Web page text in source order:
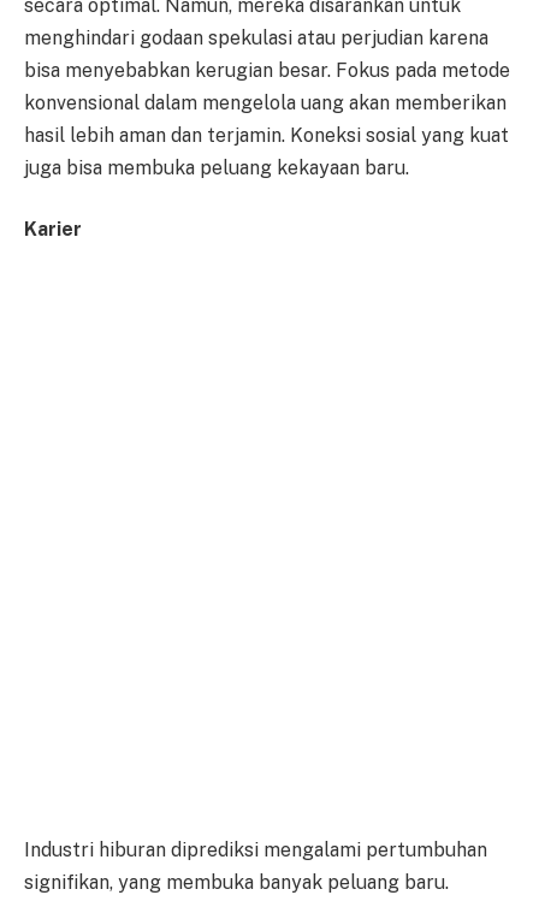
secara optimal. Namun, mereka disarankan untuk
menghindari godaan spekulasi atau perjudian karena
bisa menyebabkan kerugian besar. Fokus pada metode
konvensional dalam mengelola uang akan memberikan
hasil lebih aman dan terjamin. Koneksi sosial yang kuat
juga bisa membuka peluang kekayaan baru.
Karier
Industri hiburan diprediksi mengalami pertumbuhan
signifikan, yang membuka banyak peluang baru.